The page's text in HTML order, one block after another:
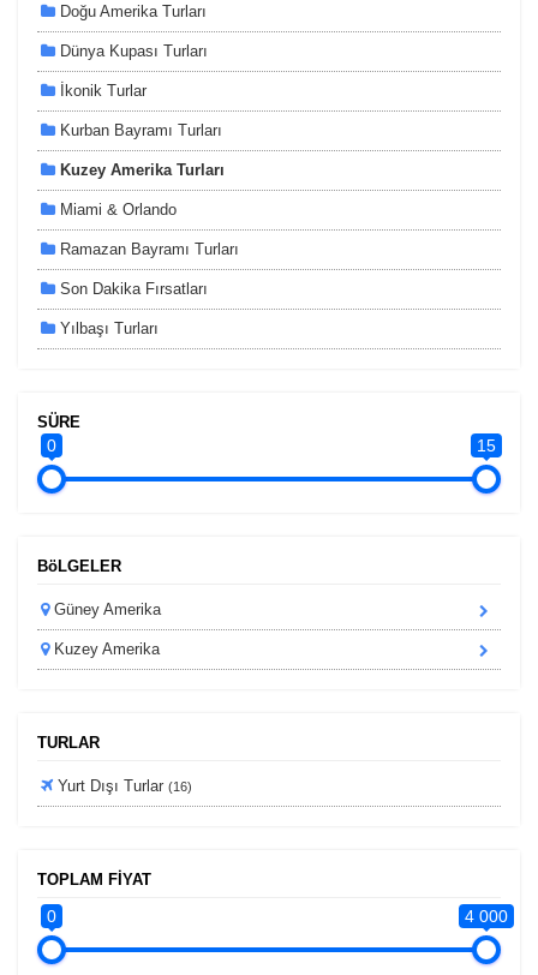
ÇEREZ KULLANIM AYARLARINIZ
Çerez tercihlerinizibelirleyin.
Daha fazla bilgi içinKVKK bilgilendirmemizi,çerez kullanımve
gizlilik koşullarını inceleyebilirsiniz.
Zorunlu Çerezler HER ZAMAN AKTIF
Oturum yönetimi, güvenlik ve temel site işlevleri için
gereklidir. Bu çerezler olmadan site düzgün çalışmaz ve
devre dışı bırakılamaz.
Pazarlama Çerezleri
ancak daha az alakalı olabilirler.
Doğu Amerika Turları
Dünya Kupası Turları
İkonik Turlar
Kurban Bayramı Turları
Kuzey Amerika Turları
Miami & Orlando
Ramazan Bayramı Turları
Son Dakika Fırsatları
Yılbaşı Turları
SÜRE
0 15
BöLGELER
Güney Amerika
Kuzey Amerika
TURLAR
Yurt Dışı Turlar (16)
TOPLAM FİYAT
0 4 000